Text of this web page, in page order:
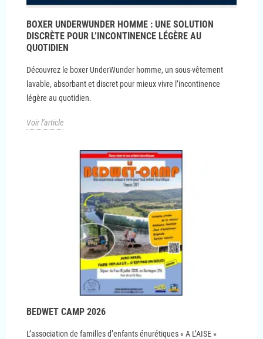
BOXER UNDERWUNDER HOMME : UNE SOLUTION
DISCRÈTE POUR L’INCONTINENCE LÉGÈRE AU
QUOTIDIEN
Découvrez le boxer UnderWunder homme, un sous-vêtement
lavable, absorbant et discret pour mieux vivre l’incontinence
légère au quotidien.
Voir l'article
BEDWET CAMP 2026
L’association de familles d’enfants énurétiques « A L’AISE »